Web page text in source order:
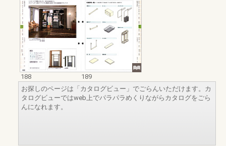
188
189
お探しのページは「カタログビュー」でごらんいただけます。カ
タログビューではweb上でパラパラめくりながらカタログをごら
んになれます。